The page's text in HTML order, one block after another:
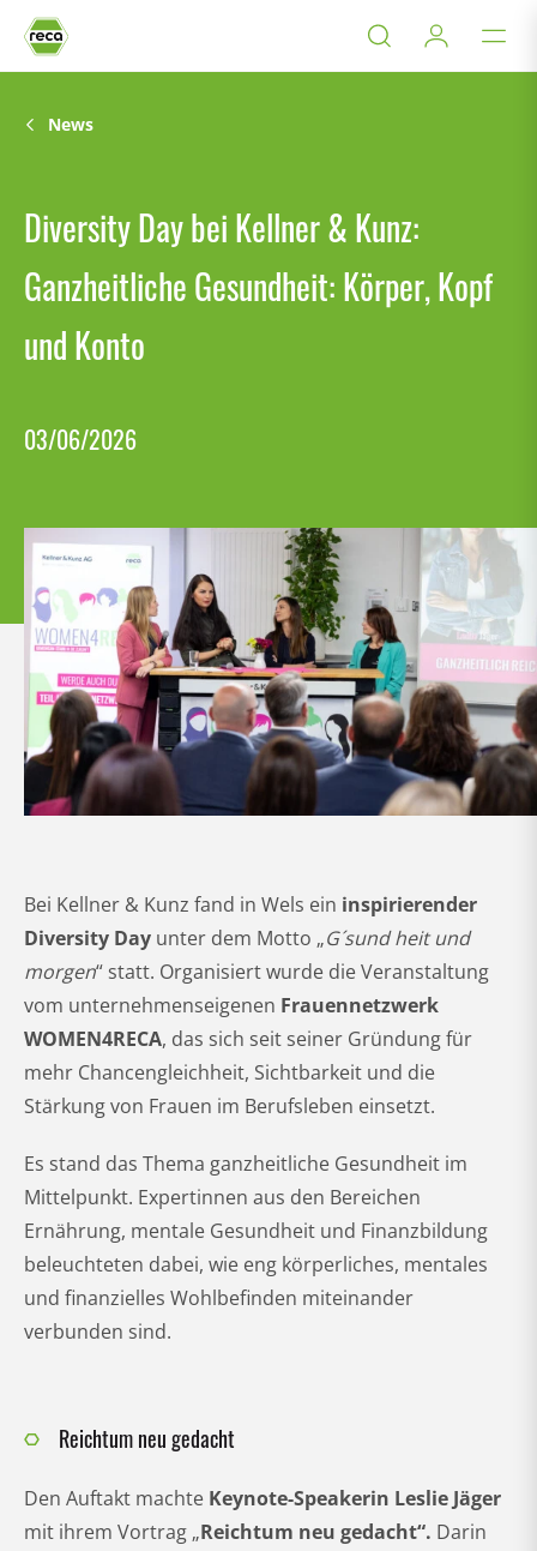
News
Diversity Day bei Kellner & Kunz:
Ganzheitliche Gesundheit: Körper, Kopf
und Konto
03/06/2026
Bei Kellner & Kunz fand in Wels ein inspirierender
Diversity Day unter dem Motto „G´sund heit und
morgen“ statt. Organisiert wurde die Veranstaltung
vom unternehmenseigenen Frauennetzwerk
WOMEN4RECA, das sich seit seiner Gründung für
mehr Chancengleichheit, Sichtbarkeit und die
Stärkung von Frauen im Berufsleben einsetzt.
Es stand das Thema ganzheitliche Gesundheit im
Mittelpunkt. Expertinnen aus den Bereichen
Ernährung, mentale Gesundheit und Finanzbildung
beleuchteten dabei, wie eng körperliches, mentales
und finanzielles Wohlbefinden miteinander
verbunden sind.
Reichtum neu gedacht
Den Auftakt machte Keynote-Speakerin Leslie Jäger
mit ihrem Vortrag „Reichtum neu gedacht“. Darin